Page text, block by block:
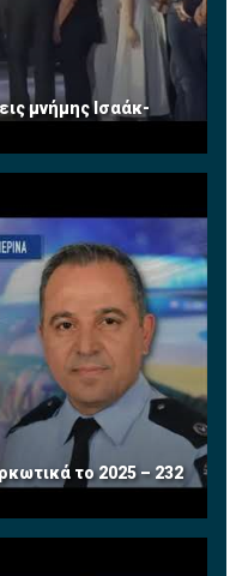
μνήμης Ισαάκ-
το 2025 – 232